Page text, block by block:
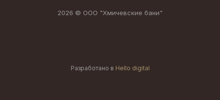
2026 © ООО "Хмичевские бани"
Разработано в Hello digital